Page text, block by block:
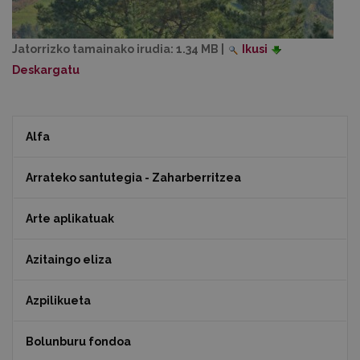
Jatorrizko tamainako irudia: 1.34 MB
Ikusi
Deskargatu
Alfa
Arrateko santutegia - Zaharberritzea
Arte aplikatuak
Azitaingo eliza
Azpilikueta
Bolunburu fondoa